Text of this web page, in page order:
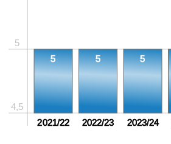
4,5
5
5
5 5
2021/22 2022/23 2023/24